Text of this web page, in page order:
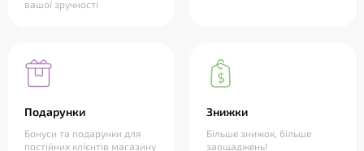
вашої зручності
Подарунки
Бонуси та подарунки для
постійних клієнтів магазину
Знижки
Більше знижок, більше
заощаджень!